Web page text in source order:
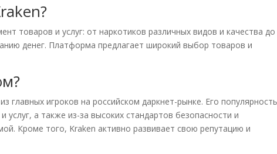
товаров и услуг: от наркотиков различных видов и качества до
денег. Платформа предлагает широкий выбор товаров и
главных игроков на российском даркнет-рынке. Его популярность
услуг, а также из-за высоких стандартов безопасности и
Кроме того, Kraken активно развивает свою репутацию и